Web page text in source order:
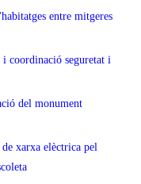
entre mitgeres
coordinació seguretat i
del monument
xarxa elèctrica pel